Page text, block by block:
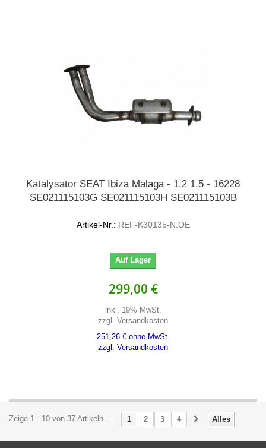
Katalysator SEAT Ibiza Malaga - 1.2 1.5 - 16228
SE021115103G SE021115103H SE021115103B
Artikel-Nr.: REF-K30135-N.OE
Auf Lager
299,00 €
inkl. 19% MwSt.
zzgl. Versandkosten
251,26 € ohne MwSt.
zzgl. Versandkosten
Zeige 1 - 10 von 37 Artikeln Alles
1 2 3 4